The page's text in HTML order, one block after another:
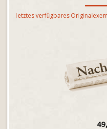
letztes verfügbares